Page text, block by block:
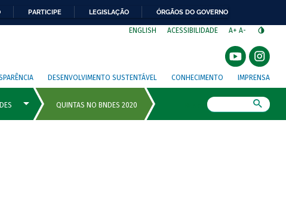
PARTICIPE LEGISLAÇÃO ÓRGÃOS DO GOVERNO
ENGLISH ACESSIBILIDADE A+ A-
DESENVOLVIMENTO SUSTENTÁVEL CONHECIMENTO IMPRENSA